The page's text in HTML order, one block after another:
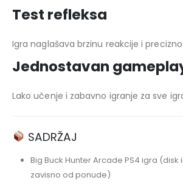
Test refleksa
Igra naglašava brzinu reakcije i
Jednostavan
Lako učenje i zabavno igranje za sve
SADRŽAJ
Big Buck Hunter Arcade PS4 igra (disk
zavisno od ponude)